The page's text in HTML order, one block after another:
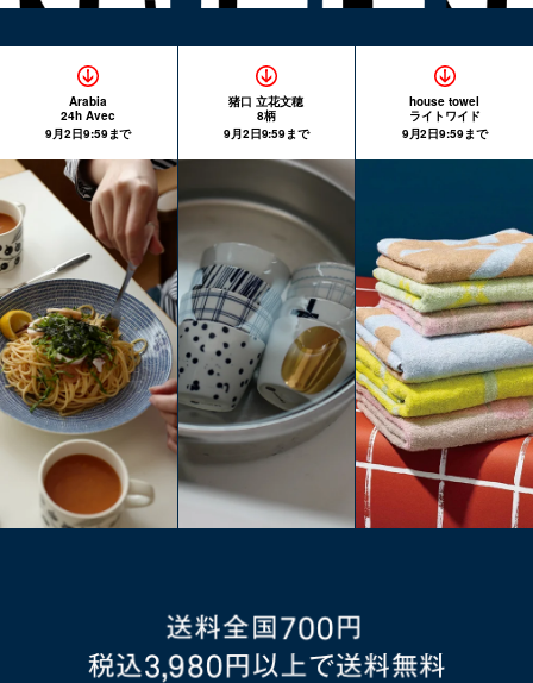
Arabia
24h Avec
9月2日9:59まで
猪口 立花文穂
8柄
9月2日9:59まで
house towel
ライトワイド
9月2日9:59まで